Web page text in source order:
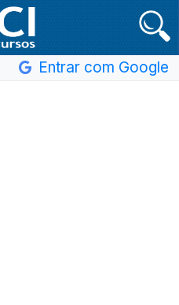
Entrar com Google